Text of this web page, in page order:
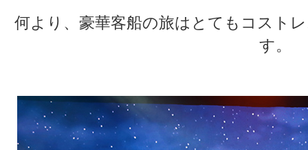
何より、豪華客船の旅はとてもコスト
す。